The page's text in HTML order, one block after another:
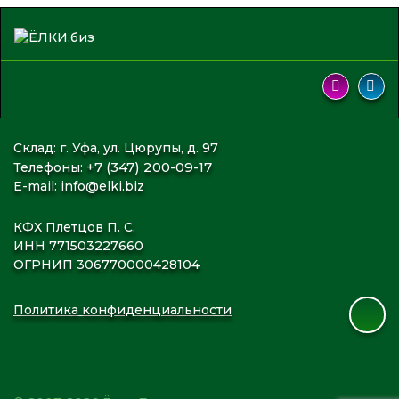
Склад: г. Уфа, ул. Цюрупы, д. 97
Телефоны: +7 (347) 200-09-17
E-mail: info@elki.biz
КФХ Плетцов П. С.
ИНН 771503227660
ОГРНИП 306770000428104
Политика конфиденциальности